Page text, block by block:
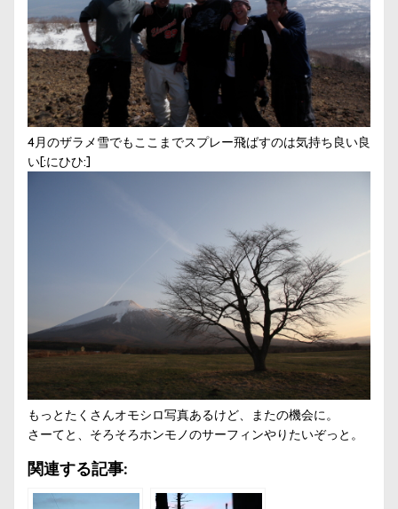
4月のザラメ雪でもここまでスプレー飛ばすのは気持ち良い良
い[:にひひ:]
もっとたくさんオモシロ写真あるけど、またの機会に。
さーてと、そろそろホンモノのサーフィンやりたいぞっと。
関連する記事: